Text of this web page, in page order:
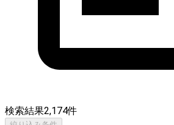
検索結果2,174件